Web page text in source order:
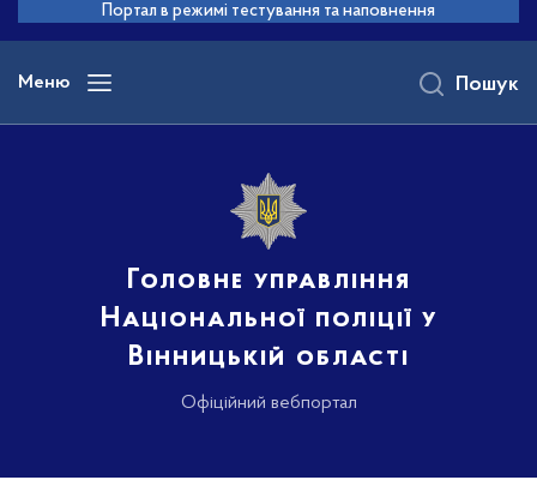
основного
вмісту
Портал в режимі тестування та наповнення
Меню
Головне управління
Національної поліції у
Вінницькій області
Офіційний вебпортал
Пошук